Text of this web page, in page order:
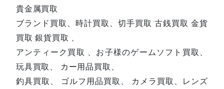
貴金属買取
ブランド買取、時計買取、切手買取 古銭買取 金貨
買取 銀貨買取 、
アンティーク買取 、お子様のゲームソフト買取、
玩具買取、 カー用品買取、
釣具買取、 ゴルフ用品買取、 カメラ買取、レンズ